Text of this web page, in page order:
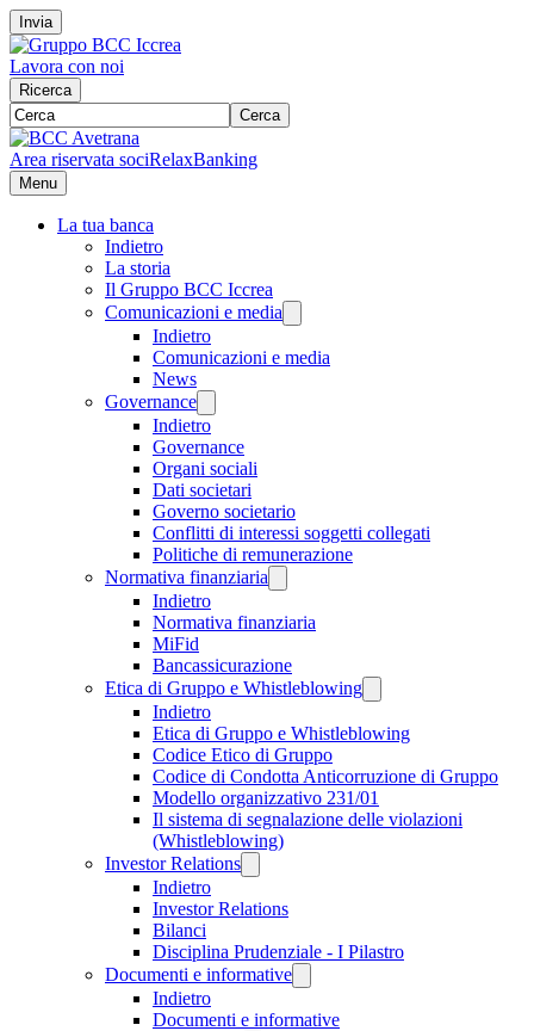
Invia
Lavora con noi
Ricerca
Cerca
Area riservata sociRelaxBanking
Menu
La tua banca
Indietro
La storia
Il Gruppo BCC Iccrea
Comunicazioni e media
Indietro
Comunicazioni e media
News
Governance
Indietro
Governance
Organi sociali
Dati societari
Governo societario
Conflitti di interessi soggetti collegati
Politiche di remunerazione
Normativa finanziaria
Indietro
Normativa finanziaria
MiFid
Bancassicurazione
Etica di Gruppo e Whistleblowing
Indietro
Etica di Gruppo e Whistleblowing
Codice Etico di Gruppo
Codice di Condotta Anticorruzione di Gruppo
Modello organizzativo 231/01
Il sistema di segnalazione delle violazioni
(Whistleblowing)
Investor Relations
Indietro
Investor Relations
Bilanci
Disciplina Prudenziale - I Pilastro
Documenti e informative
Indietro
Documenti e informative